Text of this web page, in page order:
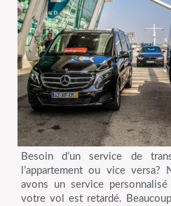
Besoin d’un service de
l’appartement ou vice
avons un service
votre vol est retardé.